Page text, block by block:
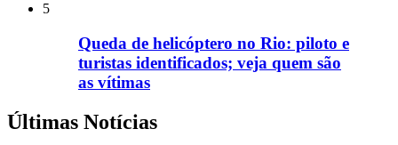
5
Queda de helicóptero no Rio: piloto e
turistas identificados; veja quem são
as vítimas
Últimas Notícias